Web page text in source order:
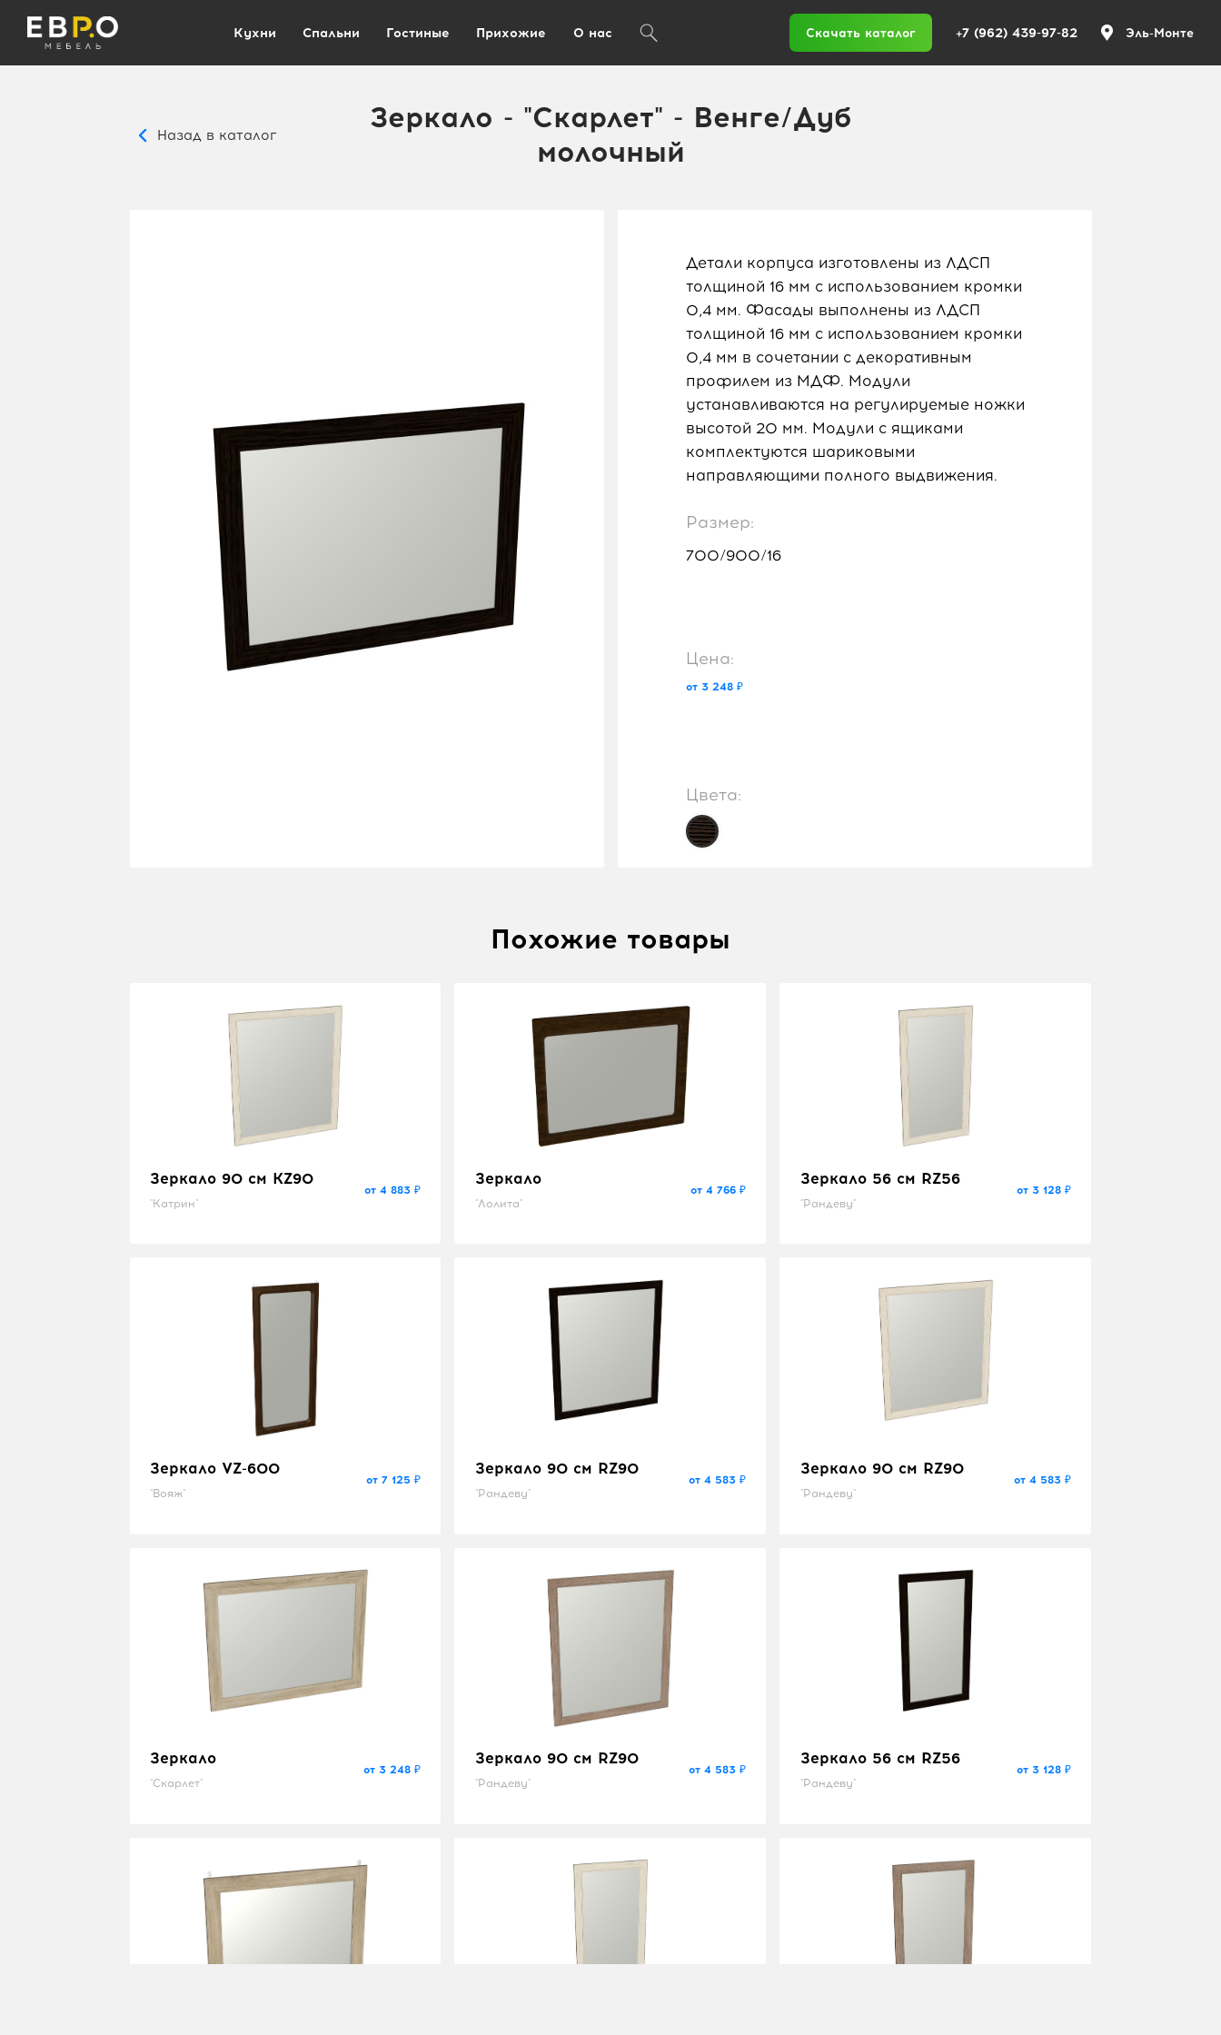
Кухни Спальни Гостиные Прихожие О нас Скачать каталог +7 (962) 439-97-82 Эль-Монте
Назад в каталог
Зеркало - "Скарлет" - Венге/Дуб
молочный
Детали корпуса изготовлены из ЛДСП
толщиной 16 мм с использованием кромки
0,4 мм. Фасады выполнены из ЛДСП
толщиной 16 мм с использованием кромки
0,4 мм в сочетании с декоративным
профилем из МДФ. Модули
устанавливаются на регулируемые ножки
высотой 20 мм. Модули с ящиками
комплектуются шариковыми
направляющими полного выдвижения.
Размер:
700/900/16
Цена:
от 3 248 ₽
Цвета:
Похожие товары
Зеркало 90 см KZ90
"Катрин"
от 4 883 ₽
Зеркало
"Лолита"
от 4 766 ₽
Зеркало 56 см RZ56
"Рандеву"
от 3 128 ₽
Зеркало VZ-600
"Вояж"
от 7 125 ₽
Зеркало 90 см RZ90
"Рандеву"
от 4 583 ₽
Зеркало 90 см RZ90
"Рандеву"
от 4 583 ₽
Зеркало
"Скарлет"
от 3 248 ₽
Зеркало 90 см RZ90
"Рандеву"
от 4 583 ₽
Зеркало 56 см RZ56
"Рандеву"
от 3 128 ₽